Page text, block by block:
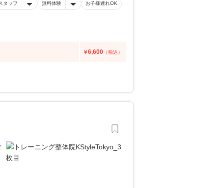
タッフ 無料体験 お子様連れOK
￥6,600 （税込）